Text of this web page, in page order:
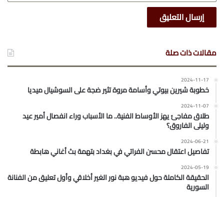
مقالات ذات صلة
2024-11-17
خطوبة شيرين بيوتي وأسامة مروة تثير ضجة على السوشيال ميديا
2024-11-07
طلاق مفاجئ يهز الأوساط الفنية.. ما الأسباب وراء انفصال أمير عيد
وليلى الفاروق؟
2024-06-21
تفاصيل اعتقال محسن الفراتي في بغداد بتهمة بث أغاني هابطة
2024-05-19
الحقيقة الكاملة حول فيديو هبة نور الغير أخلاقي وأول تعليق من الفنانة
السورية